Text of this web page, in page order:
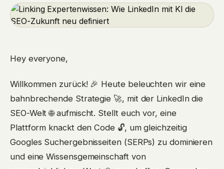
Hey everyone,
Willkommen zurück! 🎉 Heute beleuchten wir eine
bahnbrechende Strategie 🚀, mit der LinkedIn die
SEO-Welt 🌐 aufmischt. Stellt euch vor, eine
Plattform knackt den Code 🔓, um gleichzeitig
Googles Suchergebnisseiten (SERPs) zu dominieren
und eine Wissensgemeinschaft von